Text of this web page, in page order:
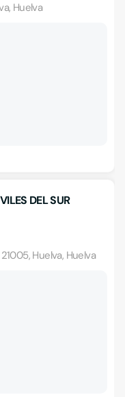
Huelva
DEL SUR
Huelva, Huelva